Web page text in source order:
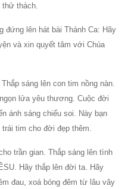
thách.
đứng lên hát bài Thánh Ca: Hãy
và xin quyết tâm với Chúa
sáng lên con tim nồng nàn.
lửa yêu thương. Cuộc đời
ánh sáng chiếu soi. Này bạn
tim cho đời đẹp thêm.
trần gian. Thắp sáng lên tình
Hãy thắp lên đời ta. Hãy
đau, xoá bóng đêm từ lâu vây